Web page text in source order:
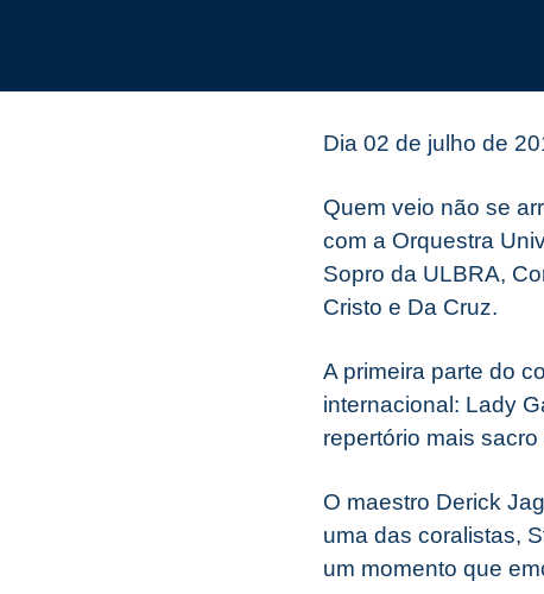
Dia 02 de julho de
Quem veio não se
com a Orquestra
Sopro da ULBRA,
Cristo e Da Cruz.
A primeira parte do
internacional: Lady
repertório mais
O maestro Derick
uma das coralistas,
um momento que